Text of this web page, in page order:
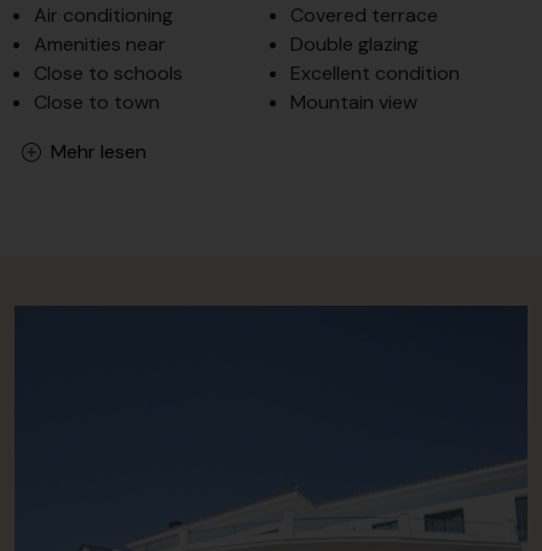
Air conditioning
Amenities near
Close to schools
Close to town
Covered terrace
Double glazing
Excellent condition
Mountain view
Mehr lesen